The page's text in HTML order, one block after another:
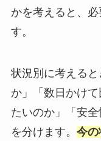
かを考えると、
す。
状況別に考える
か」「数日かけ
たいのか」「安全
を分けます。 今の